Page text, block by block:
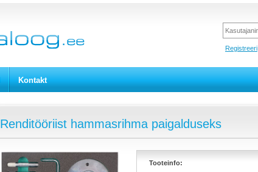
Registreeri
Kontakt
Renditööriist hammasrihma paigalduseks
Tooteinfo: